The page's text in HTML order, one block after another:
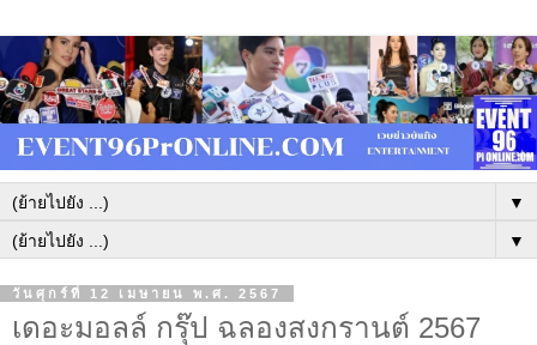
▼
▼
วันศุกร์ที่ 12 เมษายน พ.ศ. 2567
เดอะมอลล์ กรุ๊ป ฉลองสงกรานต์ 2567